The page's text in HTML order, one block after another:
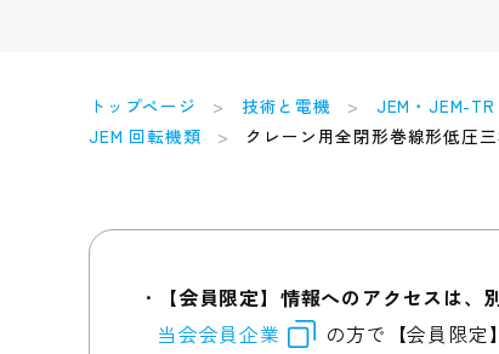
トップページ 技術と電機 JEM・JEM-
JEM 回転機類
クレーン用全閉形巻線形低圧
【会員限定】情報へのアクセスは、
当会会員企業
の方で【会員限定